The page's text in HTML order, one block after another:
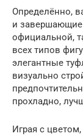
Определённо,
и
официальной,
всех типов
элегантные
визуально
прохладно,
Играя с